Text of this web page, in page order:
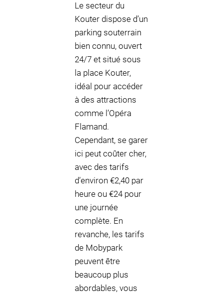
Le secteur du
Kouter dispose d’un
parking souterrain
bien connu, ouvert
24/7 et situé sous
la place Kouter,
idéal pour accéder
à des attractions
comme l’Opéra
Flamand.
Cependant, se garer
ici peut coûter cher,
avec des tarifs
d’environ €2,40 par
heure ou €24 pour
une journée
complète. En
revanche, les tarifs
de Mobypark
peuvent être
beaucoup plus
abordables, vous